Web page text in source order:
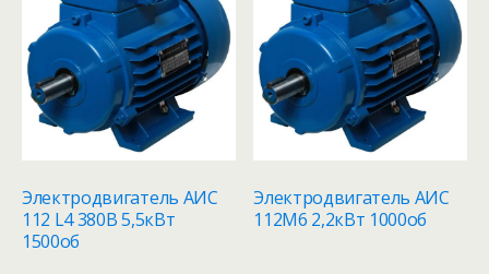
Электродвигатель АИС
112 L4 380В 5,5кВт
1500об
Электродвигатель АИС
112M6 2,2кВт 1000об